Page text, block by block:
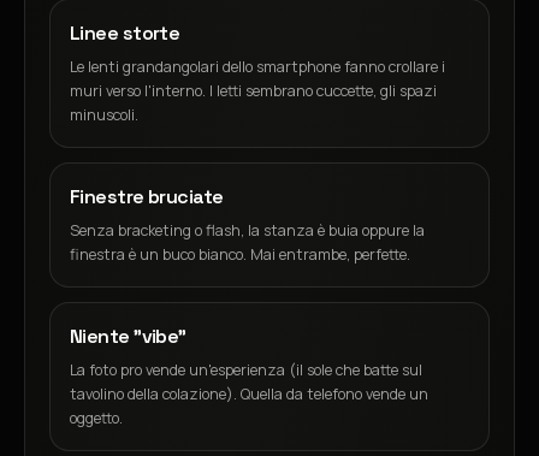
Linee storte
Le lenti grandangolari dello smartphone fanno crollare i
muri verso l'interno. I letti sembrano cuccette, gli spazi
minuscoli.
Finestre bruciate
Senza bracketing o flash, la stanza è buia oppure la
finestra è un buco bianco. Mai entrambe, perfette.
Niente "vibe"
La foto pro vende un'esperienza (il sole che batte sul
tavolino della colazione). Quella da telefono vende un
oggetto.